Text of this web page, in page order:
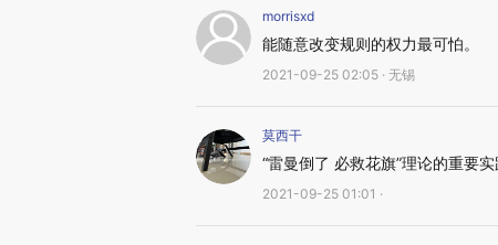
morrisxd
能随意改变规则的权力最可怕。
2021-09-25 02:05 · 无锡
莫西干
“雷曼倒了 必救花旗”理论的重要实
2021-09-25 01:01 ·